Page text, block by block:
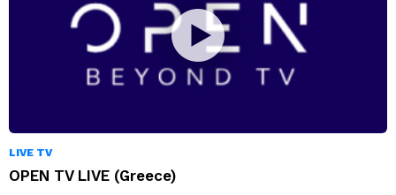
LIVE TV
OPEN TV LIVE (Greece)